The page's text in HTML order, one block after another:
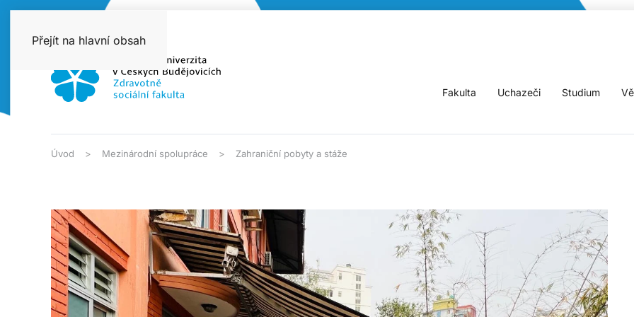
Přejít na hlavní obsah
Fakulta Uchazeči Studium
Úvod Mezinárodní spolupráce Zahraniční pobyty a stáže